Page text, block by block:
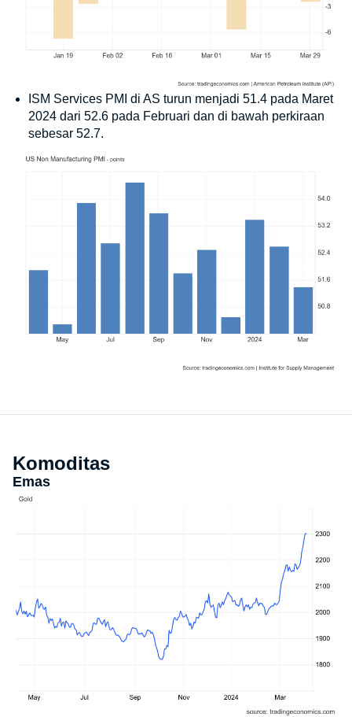
ISM Services PMI di AS turun menjadi 51.4 pada Maret
2024 dari 52.6 pada Februari dan di bawah perkiraan
sebesar 52.7.
Komoditas
Emas